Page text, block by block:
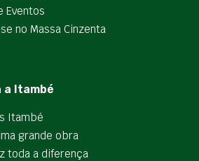
Eventos
no Massa Cinzenta
a Itambé
Itambé
grande obra
toda a diferença